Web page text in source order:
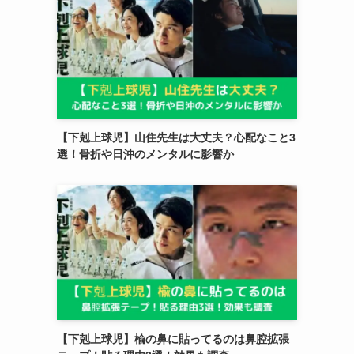
【下剋上球児】山住先生は大丈夫？心配なこと3
選！骨折や日沖のメンタルに影響か
【下剋上球児】楡の鼻に貼ってるのは鼻腔拡張